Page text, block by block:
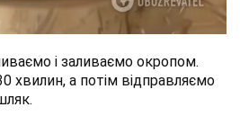
і заливаємо окропом.
хвилин, а потім відправляємо